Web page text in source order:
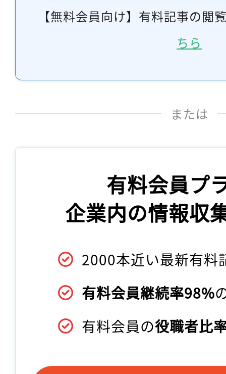
【無料会員向け】有料記事の閲
ちら
または
有料会員プ
企業内の情報収
2000本近い最新有料
有料会員継続率98%
有料会員の役職者比